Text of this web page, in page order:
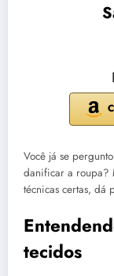
Você já se
danificar a roupa?
técnicas certas, dá
tecidos